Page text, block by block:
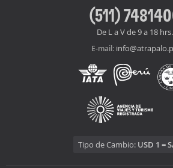
(511)
De L a V de 9 a 18 hrs.
E-mail:
Tipo de Cambio: USD 1 =